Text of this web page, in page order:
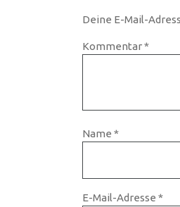
Deine E-Mail-
Kommentar*
Name *
E-Mail-Adresse *